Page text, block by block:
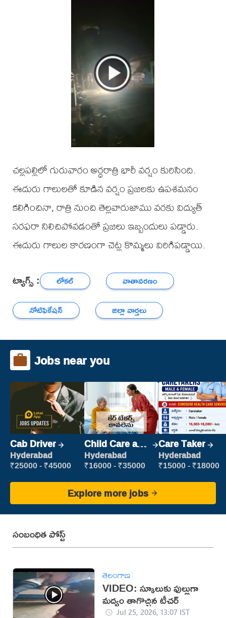
చల్లపల్లిలో గురువారం అర్ధరాత్రి భారీ వర్షం కురిసింది.
ఈదురు గాలులతో కూడిన వర్షం ప్రజలకు ఉపశమనం
కలిగించినా, రాత్రి నుంచి తెల్లవారుజాము వరకు విద్యుత్
సరఫరా నిలిచిపోవడంతో ప్రజలు ఇబ్బందులు పడ్డారు.
ఈదురు గాలుల కారణంగా చెట్ల కొమ్మలు విరిగిపడ్డాయి.
ట్యాగ్స్ : లోకల్
వాతావరణం
నోటిఫికేషన్
జిల్లా వార్తలు
Jobs near you
Cab Driver
Hyderabad
₹25000 - ₹45000
Child Care and
Patient care
Hyderabad
₹16000 - ₹35000
Care Taker
Hyderabad
₹15000 - ₹18000
Explore more jobs
సంబంధిత పోస్ట్
తెలంగాణ
VIDEO: స్కూలుకు ఫుల్లుగా
మద్యం తాగొచ్చిన టీచర్
Jul 25, 2026, 13:07 IST